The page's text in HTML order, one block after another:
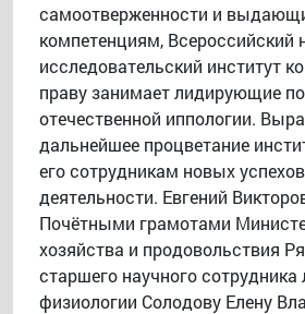
самоотверженности и
компетенциям, Всероссийский
исследовательский институт
праву занимает лидирующие
отечественной иппологии.
дальнейшее процветание
его сотрудникам новых
деятельности. Евгений
Почётными грамотами
хозяйства и продовольствия
старшего научного сотрудника
физиологии Солодову Елену